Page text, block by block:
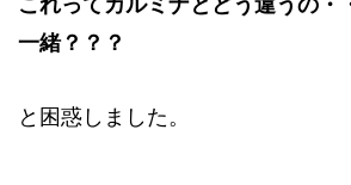
一緒？？？
と困惑しました。